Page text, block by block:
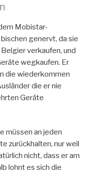
Mobistar-
genervt, da sie
verkaufen, und
wegkaufen. Er
die wiederkommen
die er nie
Geräte
müssen an jeden
zurückhalten, nur weil
nicht, dass er am
lohnt es sich die